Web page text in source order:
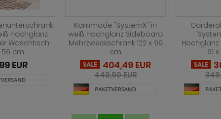
Kommode "SystemX" in
weiß Hochglanz Sideboard
Mehrzweckschrank 122 x 99
SALE 404,49 EUR
Garderobenschrank
"SystemX" in weiß
Hochglanz Schuhschrank
SALE 304,49 EUR